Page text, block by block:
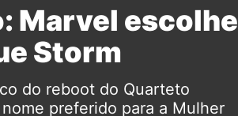
Marvel escolhe
Storm
do reboot do Quarteto
preferido para a Mulher